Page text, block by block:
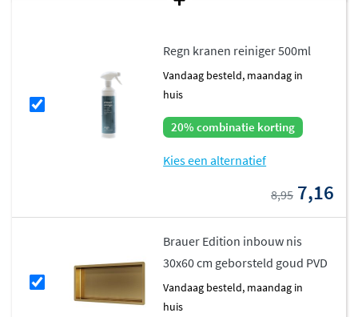
Regn kranen reiniger 500ml
vandaag besteld, maandag in
huis
20% combinatie korting
Kies een alternatief
8,95 7,16
Brauer Edition inbouw nis
30x60 cm geborsteld goud PVD
vandaag besteld, maandag in
huis